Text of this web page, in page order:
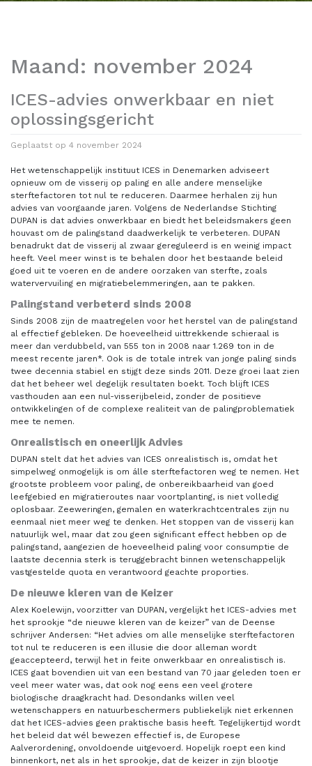
Maand: november 2024
ICES-advies onwerkbaar en niet
oplossingsgericht
Geplaatst op 4 november 2024
Het wetenschappelijk instituut ICES in Denemarken adviseert
opnieuw om de visserij op paling en alle andere menselijke
sterftefactoren tot nul te reduceren. Daarmee herhalen zij hun
advies van voorgaande jaren. Volgens de Nederlandse Stichting
DUPAN is dat advies onwerkbaar en biedt het beleidsmakers geen
houvast om de palingstand daadwerkelijk te verbeteren. DUPAN
benadrukt dat de visserij al zwaar gereguleerd is en weinig impact
heeft. Veel meer winst is te behalen door het bestaande beleid
goed uit te voeren en de andere oorzaken van sterfte, zoals
watervervuiling en migratiebelemmeringen, aan te pakken.
Palingstand verbeterd sinds 2008
Sinds 2008 zijn de maatregelen voor het herstel van de palingstand
al effectief gebleken. De hoeveelheid uittrekkende schieraal is
meer dan verdubbeld, van 555 ton in 2008 naar 1.269 ton in de
meest recente jaren*. Ook is de totale intrek van jonge paling sinds
twee decennia stabiel en stijgt deze sinds 2011. Deze groei laat zien
dat het beheer wel degelijk resultaten boekt. Toch blijft ICES
vasthouden aan een nul-visserijbeleid, zonder de positieve
ontwikkelingen of de complexe realiteit van de palingproblematiek
mee te nemen.
Onrealistisch en oneerlijk Advies
DUPAN stelt dat het advies van ICES onrealistisch is, omdat het
simpelweg onmogelijk is om álle sterftefactoren weg te nemen. Het
grootste probleem voor paling, de onbereikbaarheid van goed
leefgebied en migratieroutes naar voortplanting, is niet volledig
oplosbaar. Zeeweringen, gemalen en waterkrachtcentrales zijn nu
eenmaal niet meer weg te denken. Het stoppen van de visserij kan
natuurlijk wel, maar dat zou geen significant effect hebben op de
palingstand, aangezien de hoeveelheid paling voor consumptie de
laatste decennia sterk is teruggebracht binnen wetenschappelijk
vastgestelde quota en verantwoord geachte proporties.
De nieuwe kleren van de Keizer
Alex Koelewijn, voorzitter van DUPAN, vergelijkt het ICES-advies met
het sprookje “de nieuwe kleren van de keizer” van de Deense
schrijver Andersen: “Het advies om alle menselijke sterftefactoren
tot nul te reduceren is een illusie die door alleman wordt
geaccepteerd, terwijl het in feite onwerkbaar en onrealistisch is.
ICES gaat bovendien uit van een bestand van 70 jaar geleden toen er
veel meer water was, dat ook nog eens een veel grotere
biologische draagkracht had. Desondanks willen veel
wetenschappers en natuurbeschermers publiekelijk niet erkennen
dat het ICES-advies geen praktische basis heeft. Tegelijkertijd wordt
het beleid dat wél bewezen effectief is, de Europese
Aalverordening, onvoldoende uitgevoerd. Hopelijk roept een kind
binnenkort, net als in het sprookje, dat de keizer in zijn blootje